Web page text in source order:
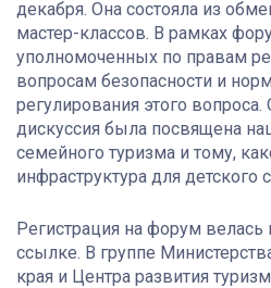
декабря. Она состояла из
мастер-классов. В рамках
уполномоченных по правам
вопросам безопасности и
регулирования этого
дискуссия была посвящена
семейного туризма и тому,
инфраструктура для детского
Регистрация на форум велась
ссылке. В группе
края и Центра развития